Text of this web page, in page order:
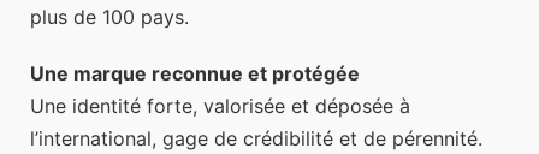
plus de 100 pays.
Une marque reconnue et protégée
Une identité forte, valorisée et déposée à
l’international, gage de crédibilité et de pérennité.